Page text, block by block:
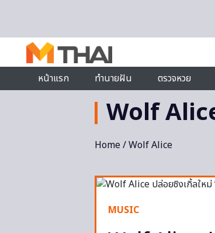
หน้าแรก
ทำนายฝัน ตรวจหวย
Wolf
Home/ Wolf Alice
MUSIC